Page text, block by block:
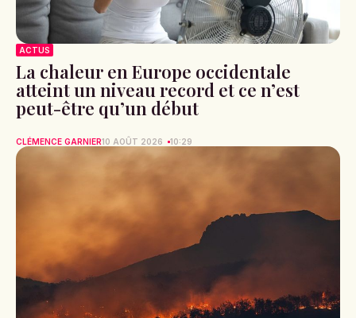
ACTUS
La chaleur en Europe occidentale
atteint un niveau record et ce n’est
peut-être qu’un début
CLÉMENCE GARNIER10 AOÛT 2026 10:29